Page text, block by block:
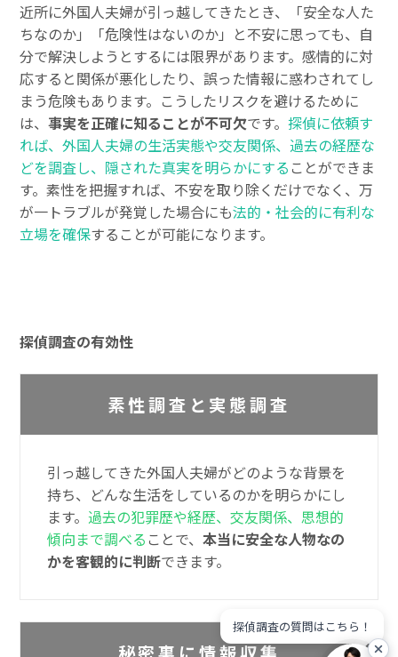
近所に外国人夫婦が引っ越してきたとき、「安全な人た
ちなのか」「危険性はないのか」と不安に思っても、自
分で解決しようとするには限界があります。感情的に対
応すると関係が悪化したり、誤った情報に惑わされてし
まう危険もあります。こうしたリスクを避けるために
は、事実を正確に知ることが不可欠です。探偵に依頼す
れば、外国人夫婦の生活実態や交友関係、過去の経歴な
どを調査し、隠された真実を明らかにする ことができま
す。素性を把握すれば、不安を取り除くだけでなく、万
が一トラブルが発覚した場合にも法的・社会的に有利な
立場を確保することが可能になります。
探偵調査の有効性
素性調査と実態調査
引っ越してきた外国人夫婦がどのような背景を
持ち、どんな生活をしているのかを明らかにし
ます。過去の犯罪歴や経歴、交友関係、思想的
傾向まで調べる ことで、本当に安全な人物なの
かを客観的に判断できます。
探偵調査の質問はこちら！